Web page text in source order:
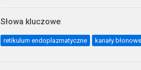
Słowa kluczowe:
retikulum endoplazmatyczne kanały błonowe